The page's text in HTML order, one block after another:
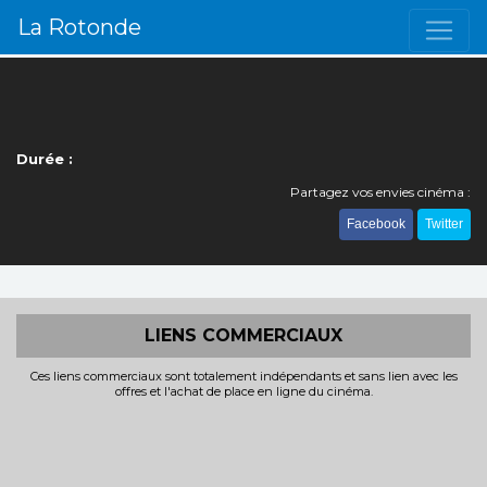
La Rotonde
Durée :
Partagez vos envies cinéma :
Facebook Twitter
LIENS COMMERCIAUX
Ces liens commerciaux sont totalement indépendants et sans lien avec les
offres et l'achat de place en ligne du cinéma.